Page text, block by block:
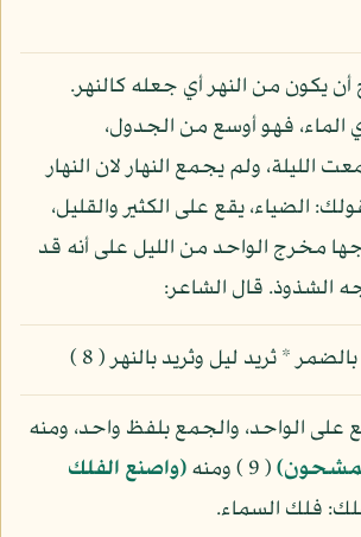
يكون من النهر أي جعله كالنهر.
الماء، فهو أوسع من الجدول،
الليلة، ولم يجمع النهار لان النهار
الضياء، يقع على الكثير والقليل،
مخرج الواحد من الليل على أنه قد
الشذوذ. قال الشاعر:
* ثريد ليل وثريد بالنهر ( 8 )
على الواحد، والجمع بلفظ واحد، ومنه
( 9 ) ومنه
(واصنع الفلك